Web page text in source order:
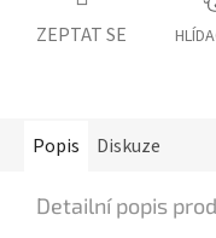
ZEPTAT SE
Popis Diskuze
Detailní popis